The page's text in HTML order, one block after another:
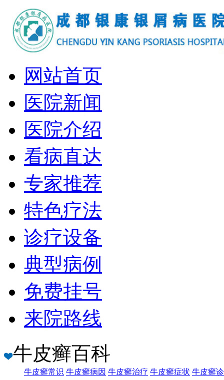
网站首页
医院新闻
医院介绍
看病直达
专家推荐
特色疗法
诊疗设备
典型病例
免费挂号
来院路线
牛皮癣百科
牛皮癣常识 牛皮癣病因 牛皮癣治疗 牛皮癣症状 牛皮癣